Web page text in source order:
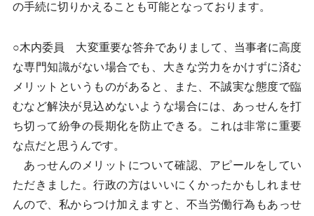
の手続に切りかえることも可能となっております。
○木内委員 大変重要な答弁でありまして、当事者に高度
な専門知識がない場合でも、大きな労力をかけずに済む
メリットというものがあると、また、不誠実な態度で臨
むなど解決が見込めないような場合には、あっせんを打
ち切って紛争の長期化を防止できる。これは非常に重要
な点だと思うんです。
あっせんのメリットについて確認、アピールをしてい
ただきました。行政の方はいいにくかったかもしれませ
んので、私からつけ加えますと、不当労働行為もあっせ